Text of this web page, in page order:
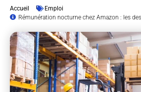
Accueil
Emploi
Rémunération nocturne chez Amazon : les